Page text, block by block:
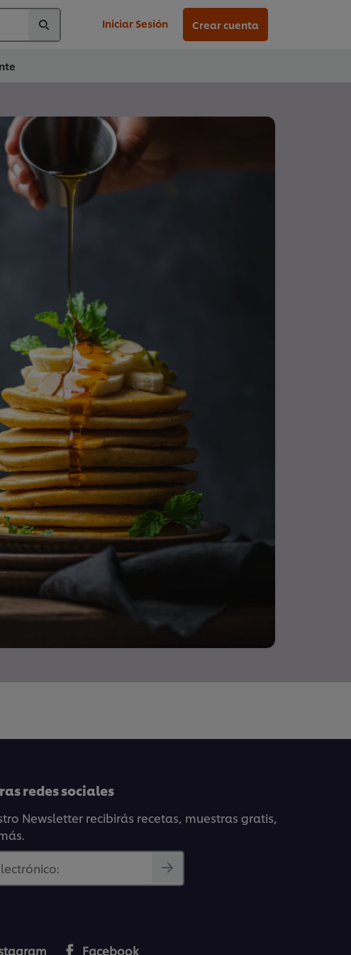
Iniciar Sesión Crear cuenta
redes sociales
Newsletter recibirás recetas, muestras gratis,
Facebook